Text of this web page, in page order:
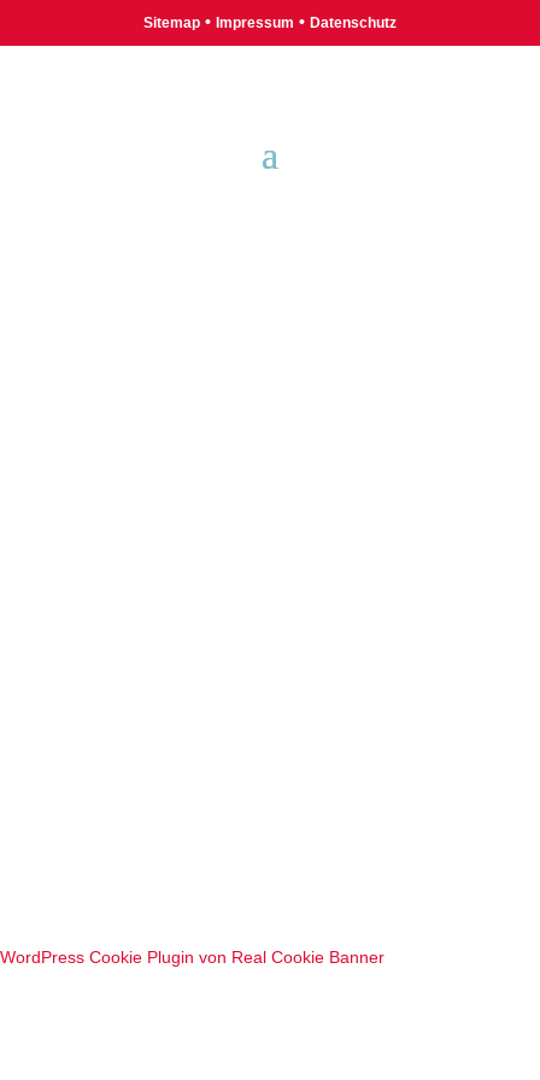
Sitemap • Impressum • Datenschutz
WordPress Cookie Plugin von Real Cookie Banner